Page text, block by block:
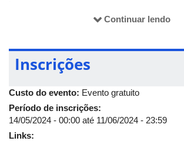
colocados: 1º lugar - R$ 100,00; 2º - R$
no auditório 5R-AB do Campus Santa
Para mais informações, basta acessar a
mailpetengenhariaeletricaufu@gmail.com
Continuar lendo
Inscrições
Custo do evento: Evento gratuito
Período de inscrições:
14/05/2024 - 00:00 até 11/06/2024 - 23:59
Links: